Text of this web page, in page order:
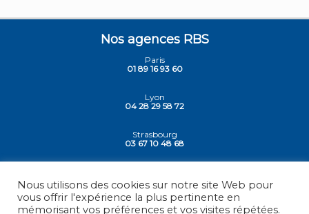
Nos agences RBS
Paris
01 89 16 93 60
Lyon
04 28 29 58 72
Strasbourg
03 67 10 48 68
03 84 78 30 30
Nous utilisons des cookies sur notre site Web pour
vous offrir l'expérience la plus pertinente en
mémorisant vos préférences et vos visites répétées.